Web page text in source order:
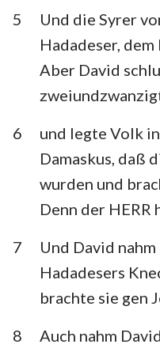
5
Und die Syrer
Hadadeser,
Aber David
6
und legte Volk
Damaskus, daß
wurden und
Denn der HERR
7
Und David
Hadadesers
brachte sie gen
8
Auch nahm